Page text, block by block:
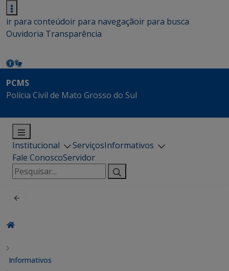
ir para conteúdoir para navegaçãoir para busca
Ouvidoria Transparência
PCMS
Polícia Civil de Mato Grosso do Sul
Institucional ServiçosInformativos
Fale ConoscoServidor
Pesquisar
por:
Informativos